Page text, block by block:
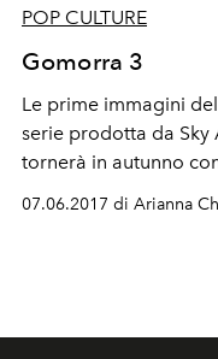
POP CULTURE
Gomorra 3
Le prime immagini
serie prodotta da Sky
tornerà in autunno
07.06.2017 di Arianna